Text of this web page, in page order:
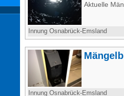
Aktuelle
Innung Osnabrück-Emsland
Innung Osnabrück-Emsland